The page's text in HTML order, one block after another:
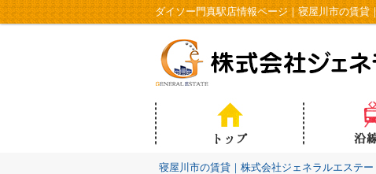
ダイソー門真駅店情報ページ｜寝屋川市の賃貸
寝屋川市の賃貸｜株式会社ジェネラルエステー